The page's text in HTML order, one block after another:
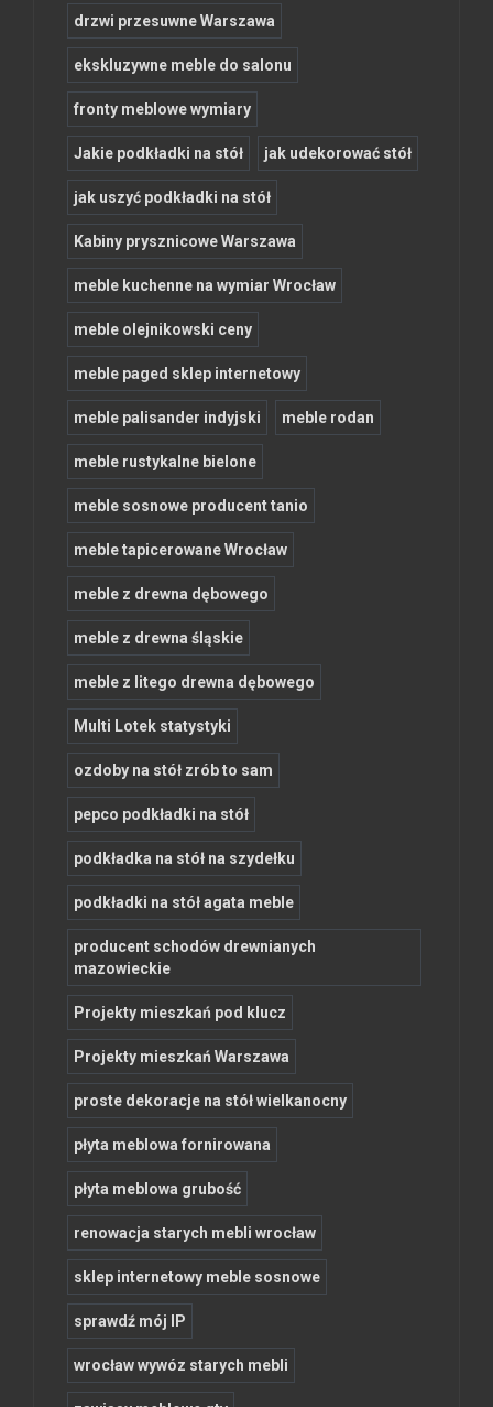
drzwi przesuwne Warszawa
ekskluzywne meble do salonu
fronty meblowe wymiary
Jakie podkładki na stół jak udekorować stół
jak uszyć podkładki na stół
Kabiny prysznicowe Warszawa
meble kuchenne na wymiar Wrocław
meble olejnikowski ceny
meble paged sklep internetowy
meble palisander indyjski meble rodan
meble rustykalne bielone
meble sosnowe producent tanio
meble tapicerowane Wrocław
meble z drewna dębowego
meble z drewna śląskie
meble z litego drewna dębowego
Multi Lotek statystyki
ozdoby na stół zrób to sam
pepco podkładki na stół
podkładka na stół na szydełku
podkładki na stół agata meble
producent schodów drewnianych
mazowieckie
Projekty mieszkań pod klucz
Projekty mieszkań Warszawa
proste dekoracje na stół wielkanocny
płyta meblowa fornirowana
płyta meblowa grubość
renowacja starych mebli wrocław
sklep internetowy meble sosnowe
sprawdź mój IP
wrocław wywóz starych mebli